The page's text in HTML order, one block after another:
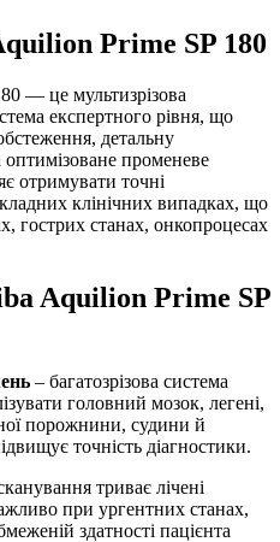
Prime SP 180
— це мультизрізова
експертного рівня, що
детальну
оптимізоване променеве
отримувати точні
клінічних випадках, що
гострих станах, онкопроцесах
Aquilion Prime SP
– багатозрізова система
головний мозок, легені,
порожнини, судини й
точність діагностики.
триває лічені
при ургентних станах,
здатності пацієнта